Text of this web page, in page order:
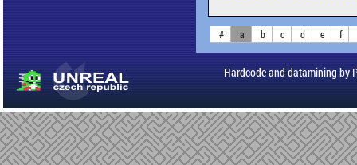
# a b c d e f
Hardcode and datamining by